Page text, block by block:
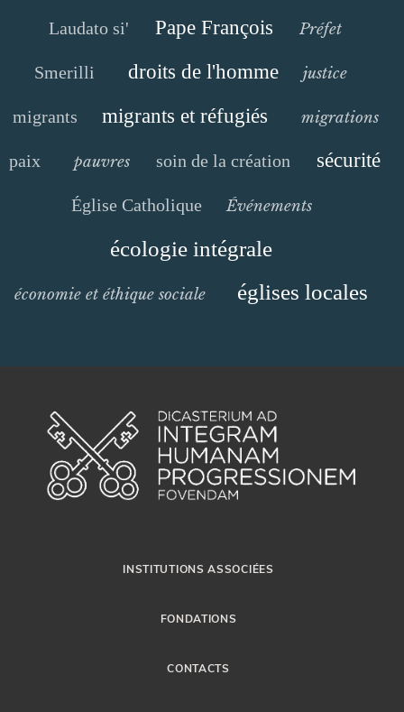
Laudato si' Pape François Préfet
Smerilli droits de l'homme justice
migrants migrants et réfugiés migrations
paix pauvres soin de la création sécurité
Église Catholique Événements
écologie intégrale
économie et éthique sociale églises locales
INSTITUTIONS ASSOCIÉES
FONDATIONS
CONTACTS